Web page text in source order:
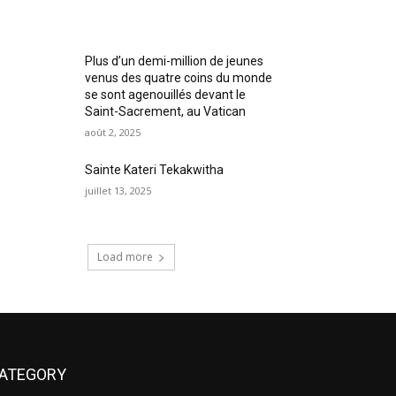
Plus d’un demi-million de jeunes
venus des quatre coins du monde
se sont agenouillés devant le
Saint-Sacrement, au Vatican
août 2, 2025
Sainte Kateri Tekakwitha
juillet 13, 2025
Load more